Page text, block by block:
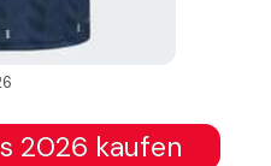
2026 kaufen